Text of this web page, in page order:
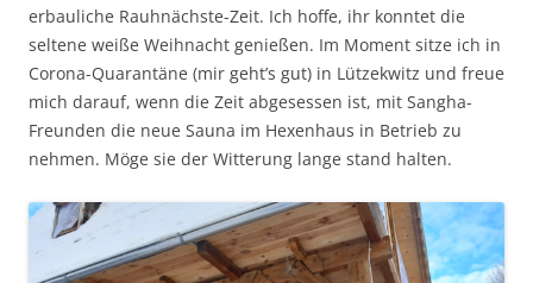
erbauliche Rauhnächste-Zeit. Ich hoffe, ihr konntet die
seltene weiße Weihnacht genießen. Im Moment sitze ich in
Corona-Quarantäne (mir geht’s gut) in Lützekwitz und freue
mich darauf, wenn die Zeit abgesessen ist, mit Sangha-
Freunden die neue Sauna im Hexenhaus in Betrieb zu
nehmen. Möge sie der Witterung lange stand halten.